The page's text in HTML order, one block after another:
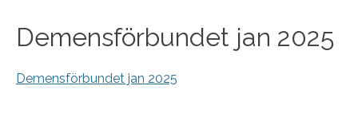
Demensförbundet jan 2025
Demensförbundet jan 2025